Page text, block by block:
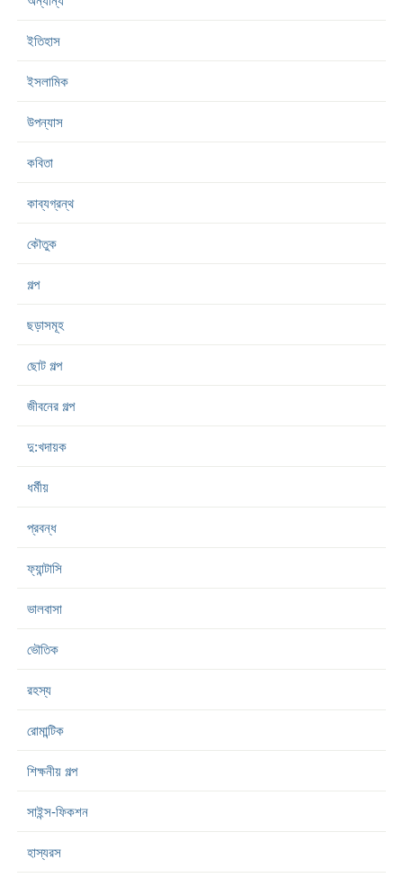
ইতিহাস
ইসলামিক
উপন্যাস
কবিতা
কাব্যগ্রন্থ
কৌতুক
গল্প
ছড়াসমূহ
ছোট গল্প
জীবনের গল্প
দু:খদায়ক
ধর্মীয়
প্রবন্ধ
ফ্যান্টাসি
ভালবাসা
ভৌতিক
রহস্য
রোমান্টিক
শিক্ষনীয় গল্প
সাইন্স-ফিকশন
হাস্যরস